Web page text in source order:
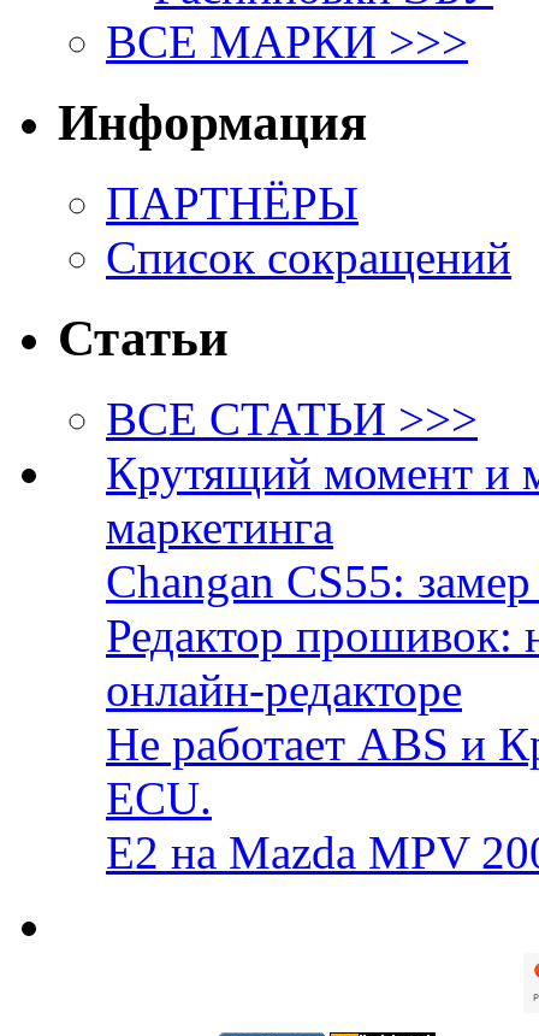
ВСЕ МАРКИ >>>
Информация
ПАРТНЁРЫ
Список сокращений
Статьи
ВСЕ СТАТЬИ >>>
Крутящий момент и
маркетинга
Changan CS55:
Редактор прошивок:
онлайн-редакторе
Не работает ABS и
ECU.
E2 на Mazda MPV